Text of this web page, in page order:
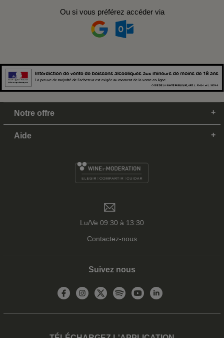
Ou si vous préférez accéder via
Notre offre
Aide
Lu/Ve 09:30 à 13:30
Contactez-nous
Suivez nous